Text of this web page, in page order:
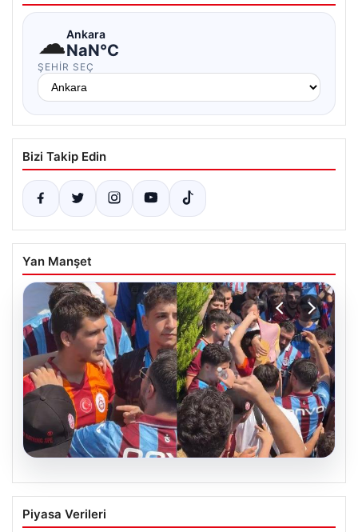
☁Ankara
NaN°C
ŞEHIR SEÇ
Bizi Takip Edin
Yan Manşet
05.08.2026
Mohamed Salah’ı karşılamaya gelen
Galatasaraylı taraftarı pişman ettiler!
Piyasa Verileri